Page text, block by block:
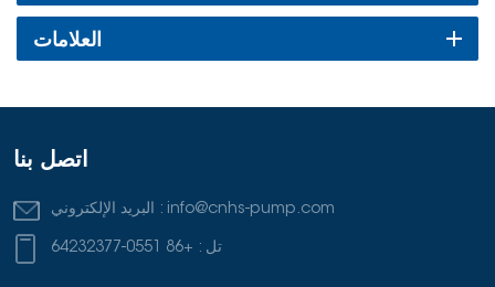
إلى رحلتنا. في ظلّ توسّعنا العالمي، نسعى جاهدين للبحث عن شركاء
العلامات
اتصل بنا
البريد الإلكتروني : info@cnhs-pump.com
تل : +86 0551-64232377